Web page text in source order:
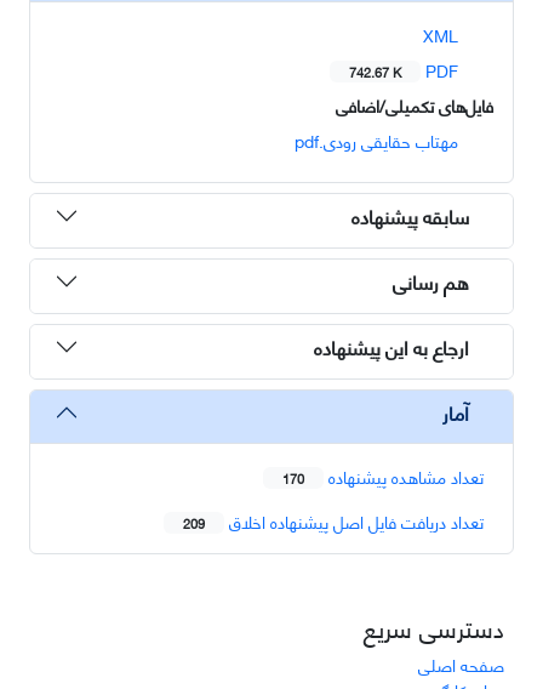
XML
PDF
742.67 K
فایل‌های تکمیلی/اضافی
مهتاب حقایقی رودی.pdf
سابقه پیشنهاده
هم رسانی
ارجاع به این پیشنهاده
آمار
تعداد مشاهده پیشنهاده 170
تعداد دریافت فایل اصل پیشنهاده اخلاق 209
دسترسی سریع
صفحه اصلی